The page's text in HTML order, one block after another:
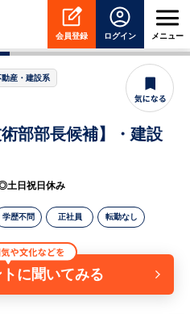
会員登録 ログイン メニュー
動産・建設系
部部長候補】・建設
土日祝日休み
学歴不問 正社員 転勤なし
に聞いてみる